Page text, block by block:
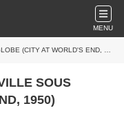
MENU
(CITY AT WORLD'S END, 1950)
SOUS
1950)